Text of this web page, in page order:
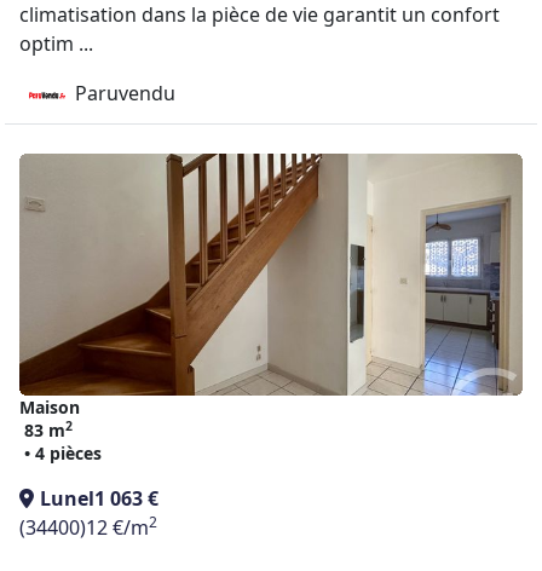
climatisation dans la pièce de vie garantit un confort
optim ...
Paruvendu
Maison
83 m2
• 4 pièces
Lunel1 063 €
(34400)12 €/m2